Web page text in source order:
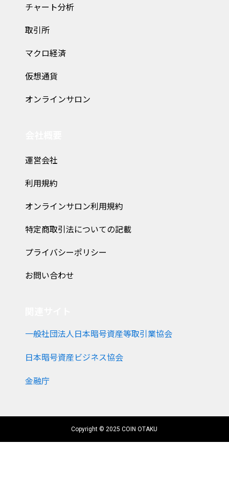
チャート分析
取引所
マクロ経済
仮想通貨
オンラインサロン
運営会社
利用規約
オンラインサロン利用規約
特定商取引法についての記載
プライバシーポリシー
お問い合わせ
一般社団法人日本暗号資産等取引業協会
日本暗号資産ビジネス協会
金融庁
Copyright © 2025 COIN OTAKU